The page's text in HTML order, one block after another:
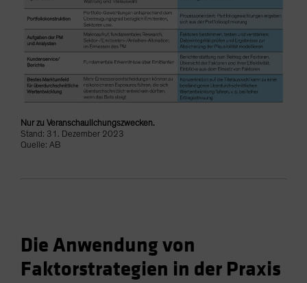
Nur zu Veranschaulichungszwecken.
Stand: 31. Dezember 2023
Quelle: AB
Die Anwendung von
Faktorstrategien in der Praxis